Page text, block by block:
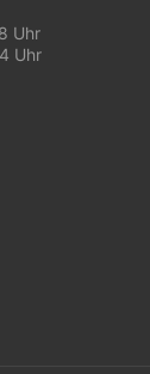
Uhr
Uhr